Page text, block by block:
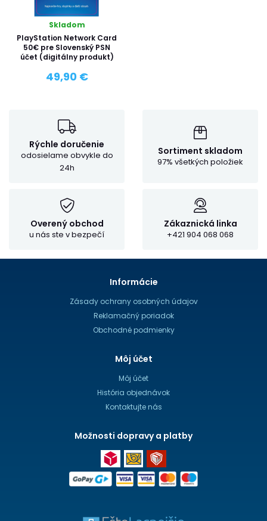
Skladom
PlayStation Network Card
50€ pre Slovenský PSN
účet (digitálny produkt)
49,90 €
Rýchle doručenie
odosielame obvykle do
24h
Sortiment skladom
97% všetkých položiek
Overený obchod
u nás ste v bezpečí
Zákaznická linka
+421 904 068 068
Informácie
Zásady ochrany osobných údajov
Reklamačný poriadok
Obchodné podmienky
Môj účet
Môj účet
História objednávok
Kontaktujte nás
Možnosti dopravy a platby